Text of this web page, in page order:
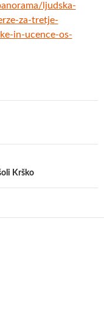
ljudska-
za-tretje-
in-ucence-os-
Krško